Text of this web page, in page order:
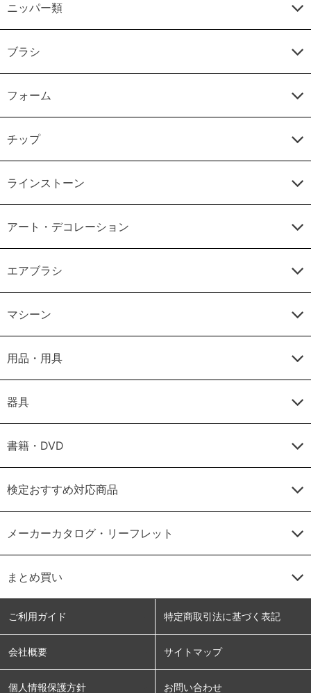
ニッパー類
ブラシ
フォーム
チップ
ラインストーン
アート・デコレーション
エアブラシ
マシーン
用品・用具
器具
書籍・DVD
検定おすすめ対応商品
メーカーカタログ・リーフレット
まとめ買い
ご利用ガイド 特定商取引法に基づく表記
会社概要 サイトマップ
個人情報保護方針 お問い合わせ